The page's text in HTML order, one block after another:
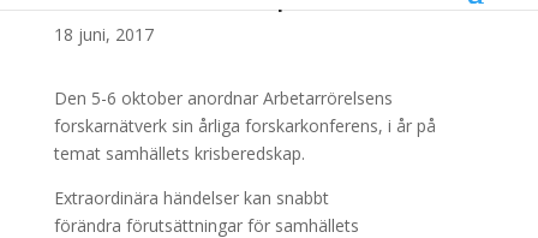
18 juni, 2017
Den 5-6 oktober anordnar Arbetarrörelsens
forskarnätverk sin årliga forskarkonferens, i år på
temat samhällets krisberedskap.
Extraordinära händelser kan snabbt
förändra förutsättningar för samhällets